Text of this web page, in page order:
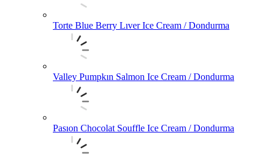
Torte Blue Berry Lıver Ice Cream / Dondurma
Valley Pumpkın Salmon Ice Cream / Dondurma
Pasıon Chocolat Souffle Ice Cream / Dondurma